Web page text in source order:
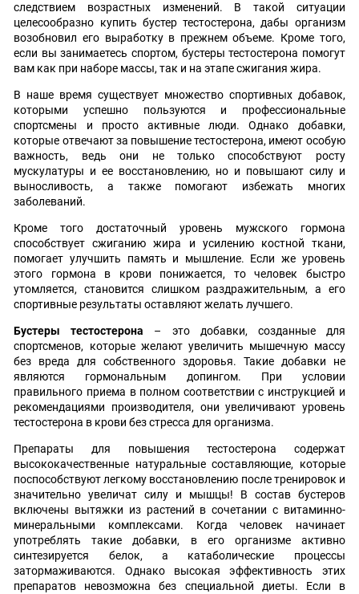
следствием возрастных изменений. В такой ситуации
целесообразно купить бустер тестостерона, дабы организм
возобновил его выработку в прежнем объеме. Кроме того,
если вы занимаетесь спортом, бустеры тестостерона помогут
вам как при наборе массы, так и на этапе сжигания жира.
В наше время существует множество спортивных добавок,
которыми успешно пользуются и профессиональные
спортсмены и просто активные люди. Однако добавки,
которые отвечают за повышение тестостерона, имеют особую
важность, ведь они не только способствуют росту
мускулатуры и ее восстановлению, но и повышают силу и
выносливость, а также помогают избежать многих
заболеваний.
Кроме того достаточный уровень мужского гормона
способствует сжиганию жира и усилению костной ткани,
помогает улучшить память и мышление. Если же уровень
этого гормона в крови понижается, то человек быстро
утомляется, становится слишком раздражительным, а его
спортивные результаты оставляют желать лучшего.
Бустеры тестостерона – это добавки, созданные для
спортсменов, которые желают увеличить мышечную массу
без вреда для собственного здоровья. Такие добавки не
являются гормональным допингом. При условии
правильного приема в полном соответствии с инструкцией и
рекомендациями производителя, они увеличивают уровень
тестостерона в крови без стресса для организма.
Препараты для повышения тестостерона содержат
высококачественные натуральные составляющие, которые
поспособствуют легкому восстановлению после тренировок и
значительно увеличат силу и мышцы! В состав бустеров
включены вытяжки из растений в сочетании с витаминно-
минеральными комплексами. Когда человек начинает
употреблять такие добавки, в его организме активно
синтезируется белок, а катаболические процессы
затормаживаются. Однако высокая эффективность этих
препаратов невозможна без специальной диеты. Если в